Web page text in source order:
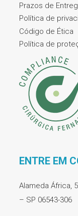
Prazos de
Política de
Código de Ética
Política de
ENTRE EM
Alameda África,
– SP 06543-306